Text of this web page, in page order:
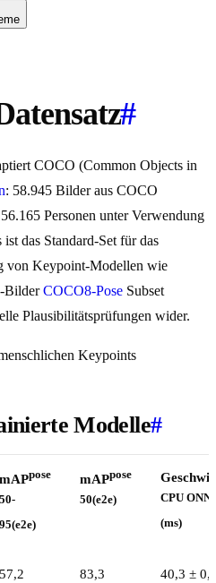
#
COCO (Common Objects in
: 58.945 Bilder aus COCO
Personen unter Verwendung
das Standard-Set für das
von Keypoint-Modellen wie
BilderCOCO8-Pose Subset
Plausibilitätsprüfungen wider.
Modelle#
mAPpose
50-
95(e2e)
mAPpose
50(e2e)
CPU
(ms)
57,2 83,3 40,3 ±